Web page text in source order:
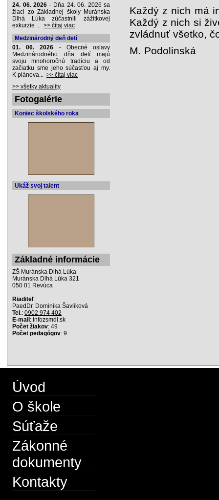
Každý z nich má
Každý z nich si
zvládnuť všetko,
M. Podolinská
24. 06. 2026 - Dňa 24. 06. 2026 sa
žiaci zo Základnej školy Muránska
Dlhá Lúka zúčastnili zážitkovej
exkurzie ... >> čítaj viac
Medzinárodný deň detí
01. 06. 2026 - Obecné oslavy
Medzinárodného dňa detí majú
svoju mnohoročnú tradíciu a od
začiatku sme jeho súčasťou aj my.
K plánova... >> čítaj viac
>> všetky aktuality
Fotogalérie
Koniec školského roka
Ukáž svoj talent
Základné informácie
ZŠ Muránska Dlhá Lúka
Muránska Dlhá Lúka 321
050 01 Revúca
Riaditeľ:
PaedDr. Dominika Šavlíková
Tel.: 0902 974 402
E-mail : infozsmdl.sk
Počet žiakov: 49
Počet pedagógov: 9
Úvod
O škole
Súťaže
Zákonné
dokumenty
Kontakty